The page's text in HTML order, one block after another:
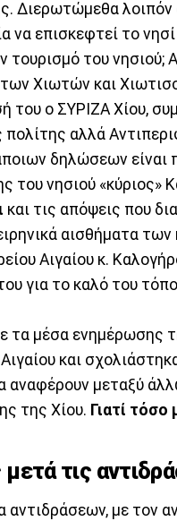
Διερωτώμεθα λοιπόν
να επισκεφτεί το
τουρισμό του
Χιωτών και
του ο ΣΥΡΙΖΑ Χίου,
πολίτης αλλά
δηλώσεων
του νησιού «κύριος»
και τις απόψεις που
αισθήματα των
Αιγαίου κ.
για το καλό του
τα μέσα ενημέρωσης
και
μεταξύ
της Χίου. Γιατί τόσο
μετά τις
αντιδράσεων, με τον